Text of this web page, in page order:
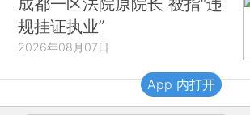
规挂证执业”
2026年08月07日
App 内打开